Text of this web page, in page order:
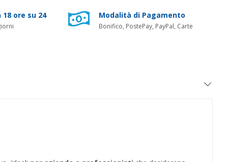
ore su 24 Modalità di Pagamento
Bonifico, PostePay, PayPal, Carte